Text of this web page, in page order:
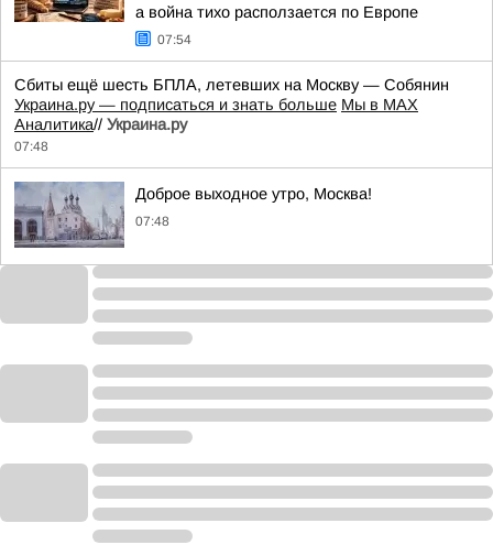
а война тихо расползается по Европе
07:54
Сбиты ещё шесть БПЛА, летевших на Москву — Собянин
Украина.ру — подписаться и знать больше Мы в MAX
Аналитика// Украина.ру
07:48
Доброе выходное утро, Москва!
07:48